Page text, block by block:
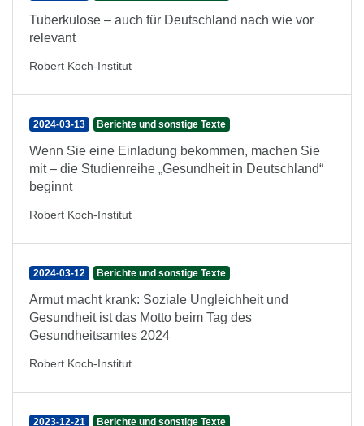
Tuberkulose – auch für Deutschland nach wie vor
relevant
Robert Koch-Institut
2024-03-13 Berichte und sonstige Texte
Wenn Sie eine Einladung bekommen, machen Sie
mit – die Studienreihe „Gesundheit in Deutschland“
beginnt
Robert Koch-Institut
2024-03-12 Berichte und sonstige Texte
Armut macht krank: Soziale Ungleichheit und
Gesundheit ist das Motto beim Tag des
Gesundheitsamtes 2024
Robert Koch-Institut
2023-12-21 Berichte und sonstige Texte